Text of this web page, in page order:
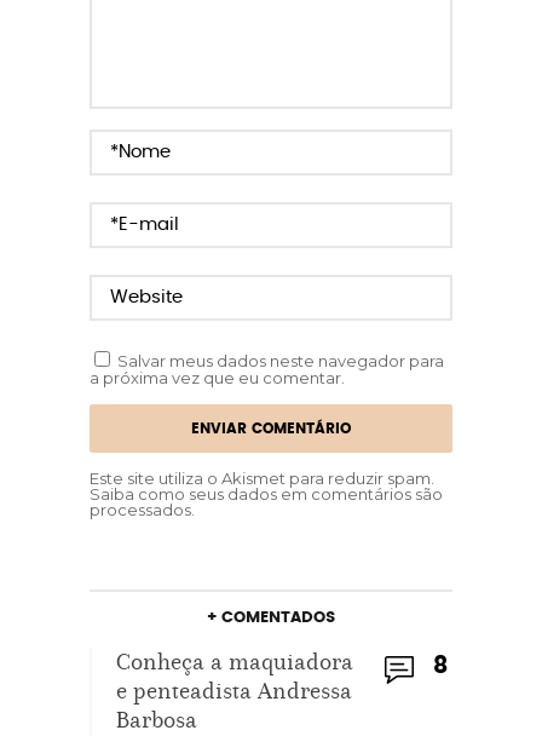
Salvar meus dados neste navegador para
a próxima vez que eu comentar.
Este site utiliza o Akismet para reduzir spam.
Saiba como seus dados em comentários são
processados.
+ COMENTADOS
8
Conheça a maquiadora
e penteadista Andressa
Barbosa